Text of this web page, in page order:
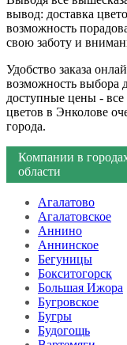
вывод: доставка
возможность
свою заботу и
Удобство заказа
возможность выбора
доступные цены - все
цветов в Энколове
города.
Компании в
области
Агалатово
Агалатовское
Аннино
Аннинское
Бегуницы
Бокситогорск
Большая Ижора
Бугровское
Бугры
Будогощь